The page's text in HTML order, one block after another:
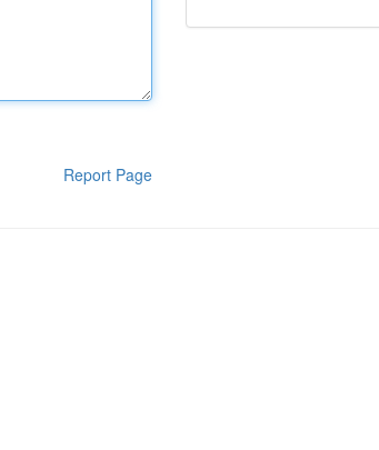
Report Page